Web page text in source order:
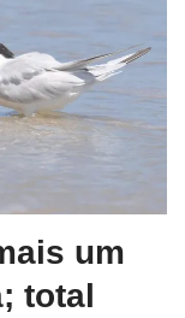
um
total